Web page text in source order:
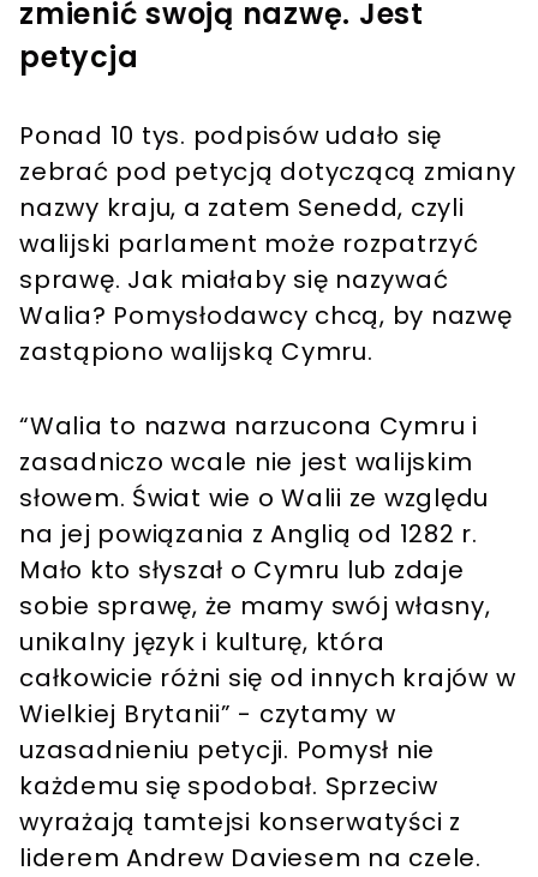
zmienić swoją nazwę. Jest
petycja
Ponad 10 tys. podpisów udało się
zebrać pod petycją dotyczącą zmiany
nazwy kraju, a zatem Senedd, czyli
walijski parlament może rozpatrzyć
sprawę. Jak miałaby się nazywać
Walia? Pomysłodawcy chcą, by nazwę
zastąpiono walijską Cymru.
“Walia to nazwa narzucona Cymru i
zasadniczo wcale nie jest walijskim
słowem. Świat wie o Walii ze względu
na jej powiązania z Anglią od 1282 r.
Mało kto słyszał o Cymru lub zdaje
sobie sprawę, że mamy swój własny,
unikalny język i kulturę, która
całkowicie różni się od innych krajów w
Wielkiej Brytanii” - czytamy w
uzasadnieniu petycji. Pomysł nie
każdemu się spodobał. Sprzeciw
wyrażają tamtejsi konserwatyści z
liderem Andrew Daviesem na czele.